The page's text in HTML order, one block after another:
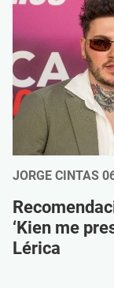
JORGE CINTAS
‘Kien me
Lérica